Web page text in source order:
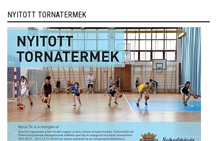
NYITOTT TORNATERMEK